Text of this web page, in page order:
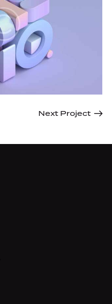
Next Project